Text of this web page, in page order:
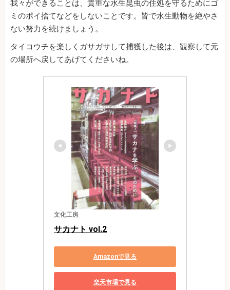
我々ができることは、貴重な水生昆虫の住処を守るためにゴ
ミのポイ捨てなどをしないことです。皆で水生動物を絶やさ
ない努力を続けましょう。
タイコウチを楽しくガサガサして捕獲した後は、観察して元
の場所へ戻してあげてくださいね。
文化工房
サカナト vol.2
Amazonで見る
楽天市場で見る